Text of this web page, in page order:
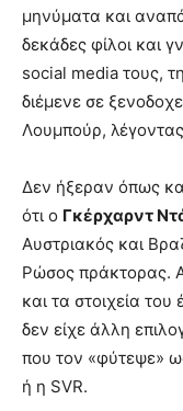
μηνύματα και
δεκάδες φίλοι και
social media τους,
διέμενε σε
Λουμπούρ, λέγοντας
Δεν ήξεραν όπως
ότι ο Γκέρχαρντ
Αυστριακός και
Ρώσος πράκτορας.
και τα στοιχεία
δεν είχε άλλη
που τον «φύτεψε»
ή η SVR.